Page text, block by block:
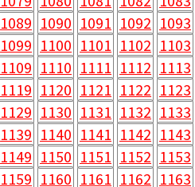
1089 1090 1091 1092 1093
1099 1100 1101 1102 1103
1109 1110 1111 1112 1113
1119 1120 1121 1122 1123
1129 1130 1131 1132 1133
1139 1140 1141 1142 1143
1149 1150 1151 1152 1153
1159 1160 1161 1162 1163